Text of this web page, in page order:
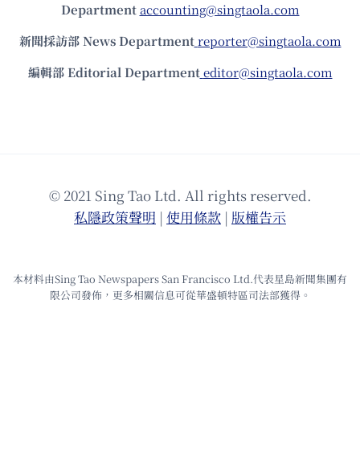
Department accounting@singtaola.com
新聞採訪部 News Department reporter@singtaola.com
編輯部 Editorial Department editor@singtaola.com
© 2021 Sing Tao Ltd. All rights reserved.
私隱政策聲明 | 使⽤條款 | 版權告⽰
本材料由Sing Tao Newspapers San Francisco Ltd.代表星島新聞集團有
限公司發佈，更多相關信息可從華盛頓特區司法部獲得。